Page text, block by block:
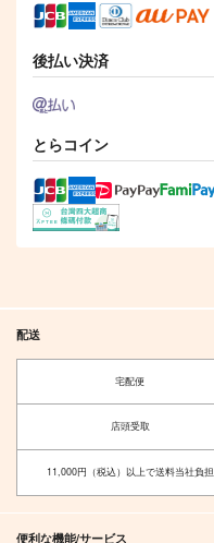
後払い決済
とらコイン
配送
宅配便
店頭受取
11,000円（税込）以上で送料当社負担
便利な機能/サービス